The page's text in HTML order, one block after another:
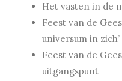
Het vasten in de
Feest van de
universum in zich’
Feest van de
uitgangspunt